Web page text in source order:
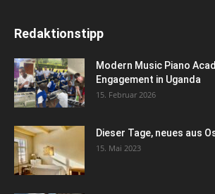
Redaktionstipp
Modern Music Piano
Engagement in Uganda
15. Februar 2026
Dieser Tage, neues aus
15. Mai 2023